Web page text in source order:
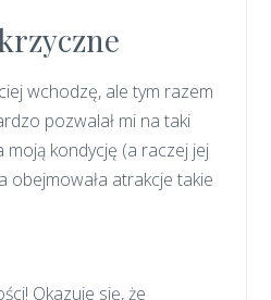
wchodzę, ale tym razem
pozwalał mi na taki
moją kondycję (a raczej jej
obejmowała atrakcje takie
Okazuje się, że